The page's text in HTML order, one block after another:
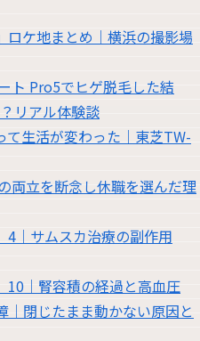
ロケ地まとめ｜横浜の撮影場
ト Pro5でヒゲ脱毛した結
リアル体験談
て生活が変わった｜東芝TW-
両立を断念し休職を選んだ理
4｜サムスカ治療の副作用
10｜腎容積の経過と高血圧
｜閉じたまま動かない原因と